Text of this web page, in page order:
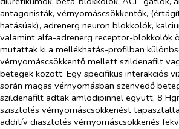
antagonisták, vérnyomáscsökkentők,
hatásúak), adrenerg neuron blokkolók,
valamint alfa-adrenerg receptor-blokkolók
mutattak ki a mellékhatás-profilban
vérnyomáscsökkentő mellett szildenafilt
betegek között. Egy specifikus interakciós
során magas vérnyomásban szenvedő
szildenafilt adtak amlodipinnel együtt, 8
szisztolés vérnyomáscsökkenést
additív diasztolés vérnyomáscsökkenés